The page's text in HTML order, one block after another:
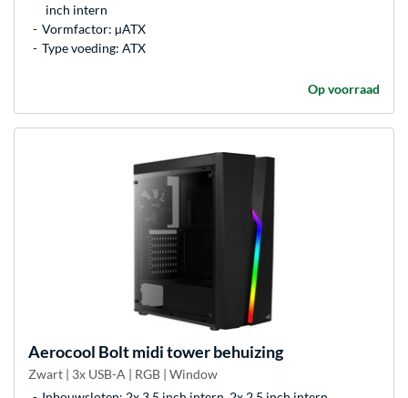
inch intern
Vormfactor: µATX
Type voeding: ATX
Op voorraad
Aerocool Bolt midi tower behuizing
Zwart | 3x USB-A | RGB | Window